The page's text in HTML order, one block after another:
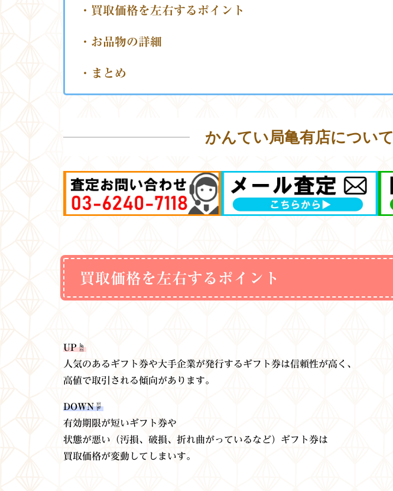
・買取価格を左右するポイント
・お品物の詳細
・まとめ
かんてい局亀有店について
買取価格を左右するポイント
UP☝
人気のあるギフト券や大手企業が発行するギフト券は信頼性が高く、
高値で取引される傾向があります。
DOWN☟
有効期限が短いギフト券や
状態が悪い（汚損、破損、折れ曲がっているなど） ギフト券は
買取価格が変動してしまいす。